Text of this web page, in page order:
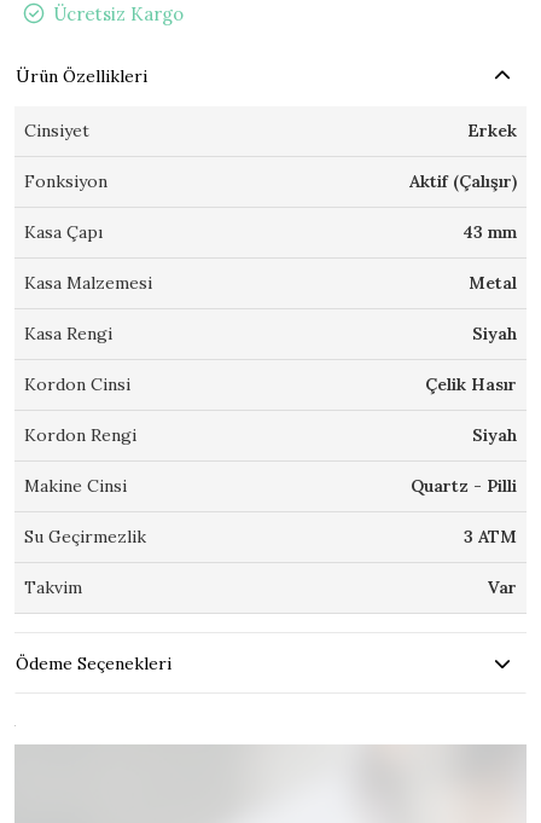
Ücretsiz Kargo
Ürün Özellikleri
Cinsiyet Erkek
Fonksiyon Aktif (Çalışır)
Kasa Çapı 43 mm
Kasa Malzemesi Metal
Kasa Rengi Siyah
Kordon Cinsi Çelik Hasır
Kordon Rengi Siyah
Makine Cinsi Quartz - Pilli
Su Geçirmezlik 3 ATM
Takvim Var
Ödeme Seçenekleri